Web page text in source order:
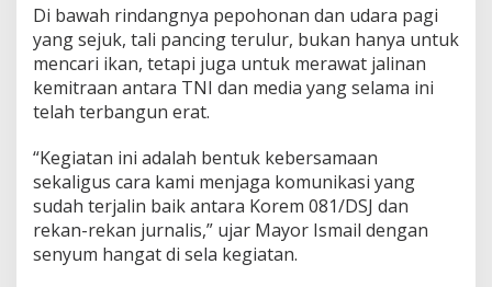
u
r
a
h
m
i
M
a
d
i
u
Di bawah rindangnya pepohonan dan udara pagi
yang sejuk, tali pancing terulur, bukan hanya untuk
mencari ikan, tetapi juga untuk merawat jalinan
kemitraan antara TNI dan media yang selama ini
telah terbangun erat.
“Kegiatan ini adalah bentuk kebersamaan
sekaligus cara kami menjaga komunikasi yang
sudah terjalin baik antara Korem 081/DSJ dan
rekan-rekan jurnalis,” ujar Mayor Ismail dengan
senyum hangat di sela kegiatan.